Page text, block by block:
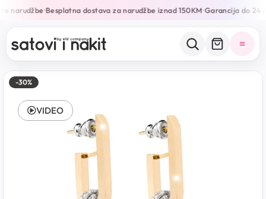
narudžbe•Besplatna dostava za narudžbe iznad 150KM•Garancija do 24
-30%
VIDEO